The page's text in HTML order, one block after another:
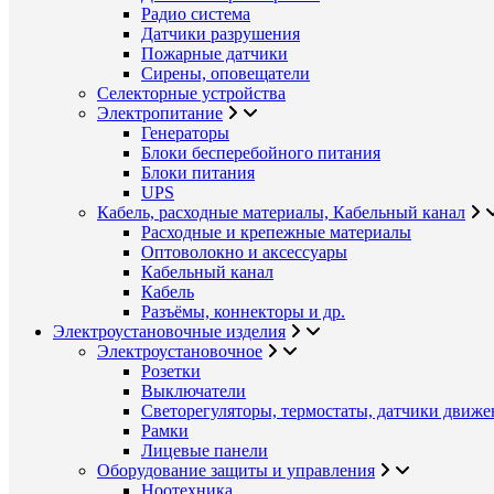
Радио система
Датчики разрушения
Пожарные датчики
Сирены, оповещатели
Селекторные устройства
Электропитание
Генераторы
Блоки бесперебойного питания
Блоки питания
UPS
Кабель, расходные материалы, Кабельный канал
Расходные и крепежные материалы
Оптоволокно и аксессуары
Кабельный канал
Кабель
Разъёмы, коннекторы и др.
Электроустановочные изделия
Электроустановочное
Розетки
Выключатели
Светорегуляторы, термостаты, датчики
Рамки
Лицевые панели
Оборудование защиты и управления
Ноотехника